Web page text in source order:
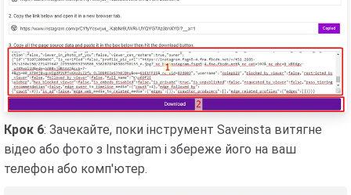
Крок 6: Зачекайте, поки інструмент Saveinsta витягне
відео або фото з Instagram і збереже його на ваш
телефон або комп'ютер.